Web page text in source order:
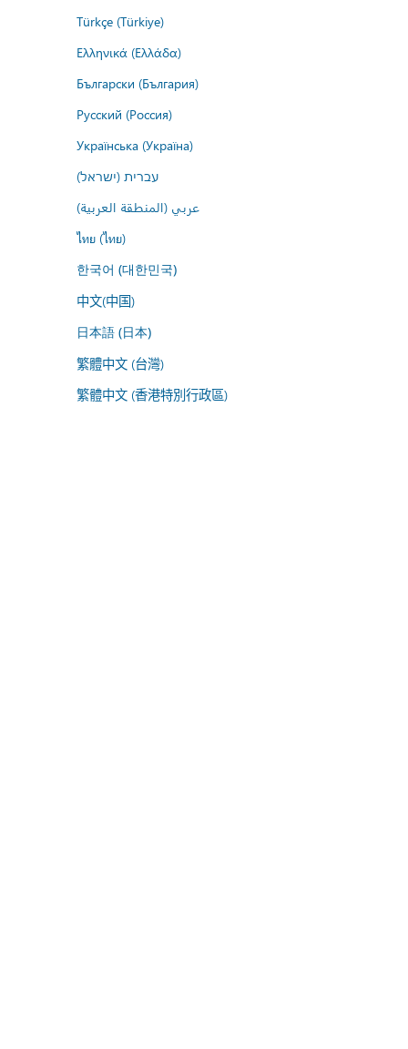
Türkçe (Türkiye)
Ελληνικά (Ελλάδα)
Български (България)
Русский (Россия)
Українська (Україна)
עברית (ישראל)
عربي (المنطقة العربية)
ไทย (ไทย)
한국어 (대한민국)
中文(中国)
日本語 (日本)
繁體中文 (台灣)
繁體中文 (香港特別行政區)